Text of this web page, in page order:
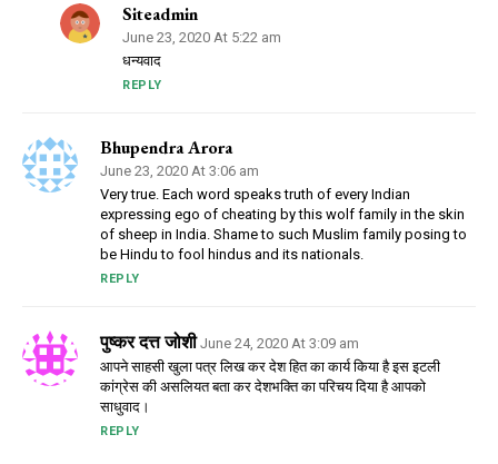
Siteadmin
June 23, 2020 At 5:22 am
धन्यवाद
REPLY
Bhupendra Arora
June 23, 2020 At 3:06 am
Very true. Each word speaks truth of every Indian
expressing ego of cheating by this wolf family in the skin
of sheep in India. Shame to such Muslim family posing to
be Hindu to fool hindus and its nationals.
REPLY
पुष्कर दत्त जोशी June 24, 2020 At 3:09 am
आपने साहसी खुला पत्र लिख कर देश हित का कार्य किया है इस इटली
कांग्रेस की असलियत बता कर देशभक्ति का परिचय दिया है आपको
साधुवाद।
REPLY